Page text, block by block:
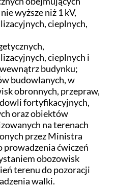
wyższe niż 1 kV,
cieplnych,
cieplnych i
budynku;
budowlanych, w
obronnych, przepraw,
fortyfikacyjnych,
oraz obiektów
na terenach
przez Ministra
ćwiczeń
obozowisk
terenu do pozoracji
walki.